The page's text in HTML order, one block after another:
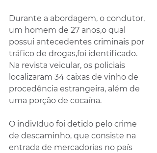
Durante a abordagem, o condutor,
um homem de 27 anos,o qual
possui antecedentes criminais por
tráfico de drogas,foi identificado.
Na revista veicular, os policiais
localizaram 34 caixas de vinho de
procedência estrangeira, além de
uma porção de cocaína.
O indivíduo foi detido pelo crime
de descaminho, que consiste na
entrada de mercadorias no país